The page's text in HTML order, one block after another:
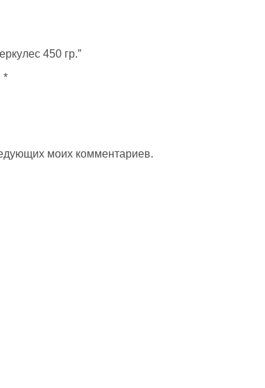
450 гр.”
*
моих комментариев.